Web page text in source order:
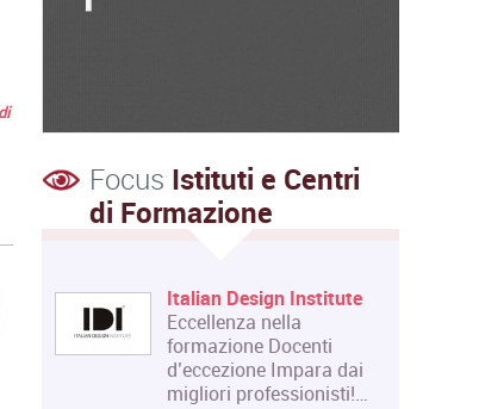
Focus Istituti e Centri
di Formazione
Italian Design Institute
Eccellenza nella
formazione Docenti
d’eccezione Impara dai
migliori professionisti!…